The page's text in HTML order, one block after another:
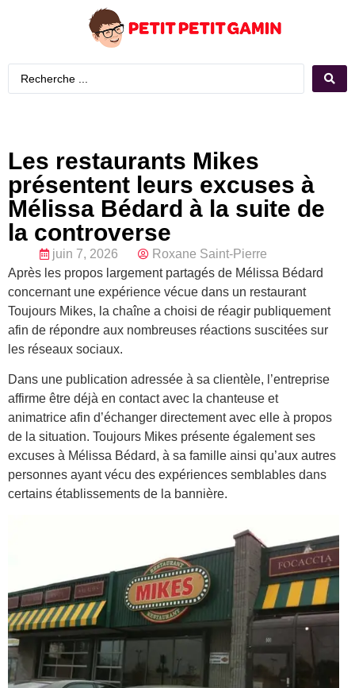
Les restaurants Mikes
présentent leurs excuses à
Mélissa Bédard à la suite de
la controverse
juin 7, 2026
Roxane Saint-Pierre
Après les propos largement partagés de Mélissa Bédard
concernant une expérience vécue dans un restaurant
Toujours Mikes, la chaîne a choisi de réagir publiquement
afin de répondre aux nombreuses réactions suscitées sur
les réseaux sociaux.
Dans une publication adressée à sa clientèle, l’entreprise
affirme être déjà en contact avec la chanteuse et
animatrice afin d’échanger directement avec elle à propos
de la situation. Toujours Mikes présente également ses
excuses à Mélissa Bédard, à sa famille ainsi qu’aux autres
personnes ayant vécu des expériences semblables dans
certains établissements de la bannière.